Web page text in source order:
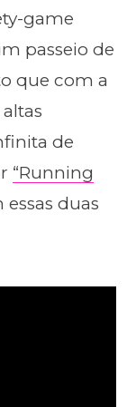
game
passeio de
que com a
de
“Running
duas